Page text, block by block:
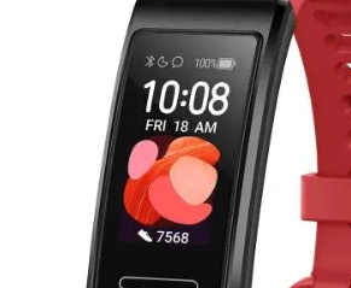
Оплачивайте сегодня только
% картой любого банка
Получайте товар
выбранный способом
Оставшиеся
% будут
списываться
с вашей карты